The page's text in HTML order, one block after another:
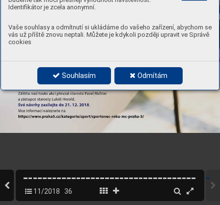
Identifikátor je zcela anonymní.
Vaše souhlasy a odmítnutí si ukládáme do vašeho zařízení, abychom se
vás už příště znovu neptali. Můžete je kdykoli později upravit ve Správě
cookies
Souhlasím Odmítám
11/2018 36